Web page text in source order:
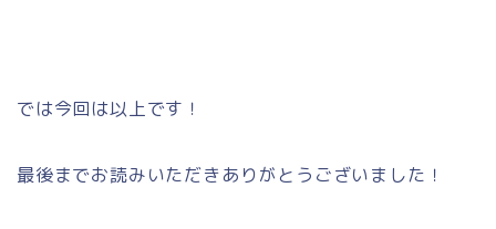
では今回は以上です！
最後までお読みいただきありがとうございました！